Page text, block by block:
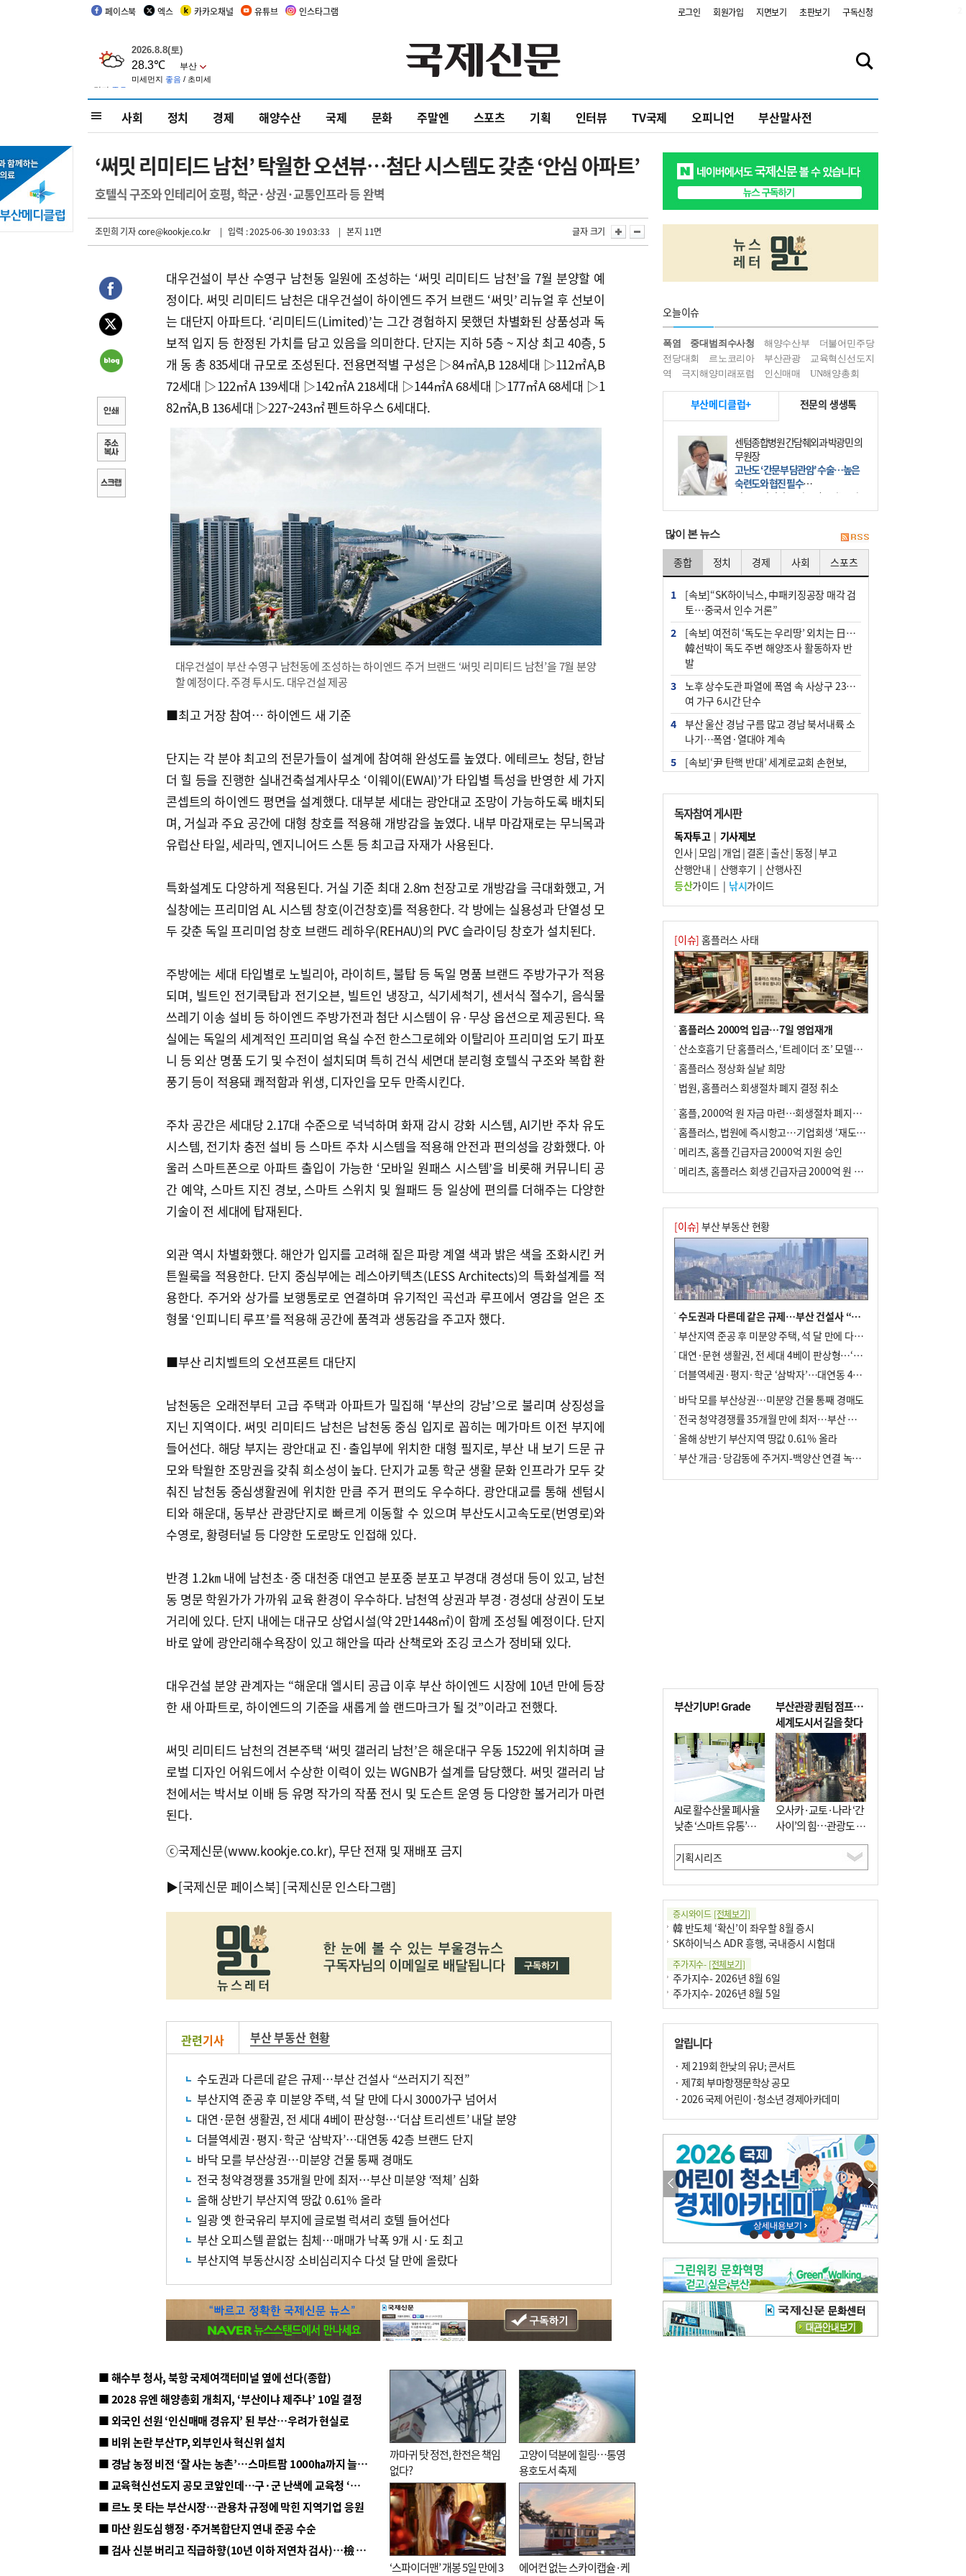
페이스북 엑스 카카오채널 유튜브 인스타그램 로그인 회원가입 지면보기 초판보기 구독신청
사회 정치 경제 해양수산 국제 문화 주말엔 스포츠 기획 인터뷰 TV국제 오피니언 부산말사전
‘써밋 리미티드 남천’ 탁월한 오션뷰…첨단 시스템도 갖춘 ‘안심 아파트’
호텔식 구조와 인테리어 호평, 학군·상권·교통인프라 등 완벽
조민희 기자core@kookje.co.kr | 입력 : 2025-06-30 19:03:33 | 본지 11면 글자 크기
대우건설이 부산 수영구 남천동 일원에 조성하는 ‘써밋 리미티드 남천’을 7월 분양할 예
정이다. 써밋 리미티드 남천은 대우건설이 하이엔드 주거 브랜드 ‘써밋’ 리뉴얼 후 선보이
는 대단지 아파트다. ‘리미티드(Limited)’는 그간 경험하지 못했던 차별화된 상품성과 독
보적 입지 등 한정된 가치를 담고 있음을 의미한다. 단지는 지하 5층 ~ 지상 최고 40층, 5
개 동 총 835세대 규모로 조성된다. 전용면적별 구성은 ▷84㎡A,B 128세대 ▷112㎡A,B
72세대 ▷122㎡A 139세대 ▷142㎡A 218세대 ▷144㎡A 68세대 ▷177㎡A 68세대 ▷1
82㎡A,B 136세대 ▷227~243㎡ 펜트하우스 6세대다.
대우건설이 부산 수영구 남천동에 조성하는 하이엔드 주거 브랜드 ‘써밋 리미티드 남천’을 7월 분양
할 예정이다. 주경 투시도. 대우건설 제공
■최고 거장 참여… 하이엔드 새 기준
단지는 각 분야 최고의 전문가들이 설계에 참여해 완성도를 높였다. 에테르노 청담, 한남
더 힐 등을 진행한 실내건축설계사무소 ‘이웨이(EWAI)’가 타입별 특성을 반영한 세 가지
콘셉트의 하이엔드 평면을 설계했다. 대부분 세대는 광안대교 조망이 가능하도록 배치되
며, 거실과 주요 공간에 대형 창호를 적용해 개방감을 높였다. 내부 마감재로는 무늬목과
유럽산 타일, 세라믹, 엔지니어드 스톤 등 최고급 자재가 사용된다.
특화설계도 다양하게 적용된다. 거실 기준 최대 2.8m 천장고로 개방감을 극대화했고, 거
실창에는 프리미엄 AL 시스템 창호(이건창호)를 적용한다. 각 방에는 실용성과 단열성 모
두 갖춘 독일 프리미엄 창호 브랜드 레하우(REHAU)의 PVC 슬라이딩 창호가 설치된다.
주방에는 세대 타입별로 노빌리아, 라이히트, 불탑 등 독일 명품 브랜드 주방가구가 적용
되며, 빌트인 전기쿡탑과 전기오븐, 빌트인 냉장고, 식기세척기, 센서식 절수기, 음식물
쓰레기 이송 설비 등 하이엔드 주방가전과 첨단 시스템이 유·무상 옵션으로 제공된다. 욕
실에는 독일의 세계적인 프리미엄 욕실 수전 한스그로헤와 이탈리아 프리미엄 도기 파포
니 등 외산 명품 도기 및 수전이 설치되며 특히 건식 세면대 분리형 호텔식 구조와 복합 환
풍기 등이 적용돼 쾌적함과 위생, 디자인을 모두 만족시킨다.
주차 공간은 세대당 2.17대 수준으로 넉넉하며 화재 감시 강화 시스템, AI기반 주차 유도
시스템, 전기차 충전 설비 등 스마트 주차 시스템을 적용해 안전과 편의성을 강화했다. 아
울러 스마트폰으로 아파트 출입이 가능한 ‘모바일 원패스 시스템’을 비롯해 커뮤니티 공
간 예약, 스마트 지진 경보, 스마트 스위치 및 월패드 등 일상에 편의를 더해주는 다양한
기술이 전 세대에 탑재된다.
외관 역시 차별화했다. 해안가 입지를 고려해 짙은 파랑 계열 색과 밝은 색을 조화시킨 커
튼월룩을 적용한다. 단지 중심부에는 레스아키텍츠(LESS Architects)의 특화설계를 적
용한다. 주거와 상가를 보행통로로 연결하며 유기적인 곡선과 루프에서 영감을 얻은 조
형물 ‘인피니티 루프’를 적용해 공간에 품격과 생동감을 주고자 했다.
■부산 리치벨트의 오션프론트 대단지
남천동은 오래전부터 고급 주택과 아파트가 밀집해 ‘부산의 강남’으로 불리며 상징성을
지닌 지역이다. 써밋 리미티드 남천은 남천동 중심 입지로 꼽히는 메가마트 이전 부지에
들어선다. 해당 부지는 광안대교 진·출입부에 위치한 대형 필지로, 부산 내 보기 드문 규
모와 탁월한 조망권을 갖춰 희소성이 높다. 단지가 교통 학군 생활 문화 인프라가 모두 갖
춰진 남천동 중심생활권에 위치한 만큼 주거 편의도 우수하다. 광안대교를 통해 센텀시
티와 해운대, 동부산 관광단지로 빠르게 이동할 수 있으며 부산도시고속도로(번영로)와
수영로, 황령터널 등 다양한 도로망도 인접해 있다.
반경 1.2㎞ 내에 남천초·중 대천중 대연고 분포중 분포고 부경대 경성대 등이 있고, 남천
동 명문 학원가가 가까워 교육 환경이 우수하다. 남천역 상권과 부경·경성대 상권이 도보
거리에 있다. 단지 내에는 대규모 상업시설(약 2만1448㎡)이 함께 조성될 예정이다. 단지
바로 앞에 광안리해수욕장이 있고 해안을 따라 산책로와 조깅 코스가 정비돼 있다.
대우건설 분양 관계자는 “해운대 엘시티 공급 이후 부산 하이엔드 시장에 10년 만에 등장
한 새 아파트로, 하이엔드의 기준을 새롭게 쓸 랜드마크가 될 것”이라고 전했다.
써밋 리미티드 남천의 견본주택 ‘써밋 갤러리 남천’은 해운대구 우동 1522에 위치하며 글
로벌 디자인 어워드에서 수상한 이력이 있는 WGNB가 설계를 담당했다. 써밋 갤러리 남
천에서는 박서보 이배 등 유명 작가의 작품 전시 및 도슨트 운영 등 다양한 볼거리가 마련
된다.
ⓒ국제신문(www.kookje.co.kr), 무단 전재 및 재배포 금지
▶[국제신문 페이스북] [국제신문 인스타그램]
관련기사 부산 부동산 현황
수도권과 다른데 같은 규제…부산 건설사 “쓰러지기 직전”
부산지역 준공 후 미분양 주택, 석 달 만에 다시 3000가구 넘어서
대연·문현 생활권, 전 세대 4베이 판상형…‘더샵 트리센트’ 내달 분양
더블역세권·평지·학군 ‘삼박자’…대연동 42층 브랜드 단지
바닥 모를 부산상권…미분양 건물 통째 경매도
전국 청약경쟁률 35개월 만에 최저…부산 미분양 ‘적체’ 심화
올해 상반기 부산지역 땅값 0.61% 올라
일광 옛 한국유리 부지에 글로벌 럭셔리 호텔 들어선다
부산 오피스텔 끝없는 침체…매매가 낙폭 9개 시·도 최고
부산지역 부동산시장 소비심리지수 다섯 달 만에 올랐다
■ 해수부 청사, 북항 국제여객터미널 옆에 선다(종합)
■ 2028 유엔 해양총회 개최지, ‘부산이냐 제주냐’ 10일 결정
■ 외국인 선원 ‘인신매매 경유지’ 된 부산…우려가 현실로
■ 비위 논란 부산TP, 외부인사 혁신위 설치
■ 경남 농정 비전 ‘잘 사는 농촌’…스마트팜 1000㏊까지 늘린다
■ 교육혁신선도지 공모 코앞인데…구·군 난색에 교육청 ‘쩔쩔’
■ 르노 못 타는 부산시장…관용차 규정에 막힌 지역기업 응원
■ 마산 원도심 행정·주거복합단지 연내 준공 수순
■ 검사 신분 버리고 직급하향(10년 이하 저연차 검사)…檢 중수청행 기피
까마귀 탓 정전, 한전은 책임
없다?
고양이 덕분에 힐링…통영
용호도서 축제
‘스파이더맨’ 개봉 5일 만에 3
에어컨 없는 스카이캡슐·케
오늘이슈
폭염 중대범죄수사청 해양수산부
더불어민주당
전당대회
르노코리아 부산관광
교육혁신선도지
역
극지해양미래포럼 인신매매 UN해양총회
부산메디클럽+ 전문의 생생톡
센텀종합병원 간담췌외과 박광민 의
무원장
고난도 ‘간문부 담관암’ 수술…높은
숙련도와 협진 필수
간문부 담관암(클라츠킨 종양)은 좌
우 간에서 나오는, 담관(담즙 배출 경
部)’에 생기는 악성 종양이다. 간동맥
문맥 림프절 담
많이 본 뉴스
종합 정치 경제 사회 스포츠
1
[속보]“SK하이닉스, 中패키징공장 매각 검
토…중국서 인수 거론”
2
[속보] 여전히 ‘독도는 우리땅’ 외치는 日…
韓선박이 독도 주변 해양조사 활동하자 반
발
3
노후 상수도관 파열에 폭염 속 사상구 2300
여 가구 6시간 단수
4
부산 울산 경남 구름 많고 경남 북서내륙 소
나기…폭염·열대야 계속
5
[속보]‘尹 탄핵 반대’ 세계로교회 손현보,
군사기밀 유출자 색출 지시
7
부산 주유소 휘발유 평균가 ℓ당 1849원…
전주보다 3원 ↓
8
[속보] ‘심판 성접대’ 논란 축구협회 공식 사
과…“현재는 부적절 행위 없어”
10 "올해 코스피 사이드카 43회 중 25회는 삼
전닉스 ETF 이후 발생"
독자참여 게시판
독자투고| 기사제보
인사|모임 | 개업 | 결혼|출산|동정 |부고
산행안내 | 산행후기 | 산행사진
등산가이드| 낚시가이드
[이슈] 홈플러스 사태
홈플러스 2000억 입금…7일 영업재개
산소호흡기 단 홈플러스, ‘트레이더 조’ 모델로 살아날까
홈플러스 정상화 실낱 희망
법원, 홈플러스 회생절차 폐지 결정 취소
홈플, 2000억 원 자금 마련…회생절차 폐지에 즉시항고(종합)
홈플러스, 법원에 즉시항고…기업회생 ‘재도전’
메리츠, 홈플 긴급자금 2000억 지원 승인
메리츠, 홈플러스 회생 긴급자금 2000억 원 지원 승인
[이슈] 부산 부동산 현황
수도권과 다른데 같은 규제…부산 건설사 “쓰러지기 직전”
부산지역 준공 후 미분양 주택, 석 달 만에 다시 3000가구 넘어서
대연·문현 생활권, 전 세대 4베이 판상형…‘더샵 트리센트’ 내달 분양
더블역세권·평지·학군 ‘삼박자’…대연동 42층 브랜드 단지
바닥 모를 부산상권…미분양 건물 통째 경매도
전국 청약경쟁률 35개월 만에 최저…부산 미분양 ‘적체’ 심화
올해 상반기 부산지역 땅값 0.61% 올라
부산 개금·당감동에 주거지-백양산 연결 녹지 조성
부산기UP! Grade
AI로 활수산물 폐사율
낮춘 ‘스마트 유통’…
사막·산악지대 수출
도전
부산관광 퀀텀 점프…
세계도시서 길을 찾다
오사카·교토·나라 ‘간
사이’의 힘…관광도 뭉
쳐야 흥한다
증시와이드 [전체보기]
韓 반도체 ‘확신’이 좌우할 8월 증시
SK하이닉스 ADR 흥행, 국내증시 시험대
주가지수- [전체보기]
주가지수- 2026년 8월 6일
주가지수- 2026년 8월 5일
알립니다
· 제 219회 한낮의 유U; 콘서트
· 제7회 부마항쟁문학상 공모
· 2026 국제 어린이·청소년 경제아카데미